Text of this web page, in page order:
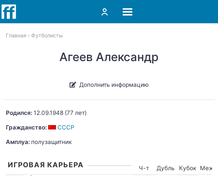
Главная Футболисты
Агеев Александр
Дополнить информацию
Родился: 12.09.1948 (77 лет)
Гражданство:
СССР
Амплуа: полузащитник
ИГРОВАЯ КАРЬЕРА Ч-т Дубль Кубок
Межд.